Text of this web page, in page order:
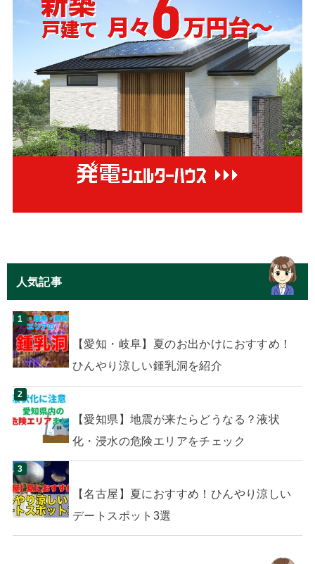
人気記事
【愛知・岐阜】夏のお出かけにおすすめ！
ひんやり涼しい鍾乳洞を紹介
【愛知県】地震が来たらどうなる？液状
化・浸水の危険エリアをチェック
【名古屋】夏におすすめ！ひんやり涼しい
デートスポット3選